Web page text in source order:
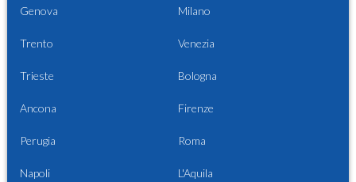
Genova Milano
Trento Venezia
Trieste Bologna
Ancona Firenze
Perugia Roma
Napoli L'Aquila